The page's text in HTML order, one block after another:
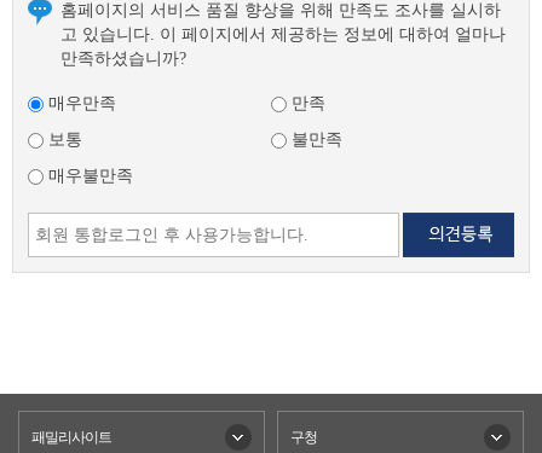
홈페이지의 서비스 품질 향상을 위해 만족도 조사를 실시하
고 있습니다. 이 페이지에서 제공하는 정보에 대하여 얼마나
만족하셨습니까?
매우만족
만족
보통
불만족
매우불만족
패밀리사이트 구청